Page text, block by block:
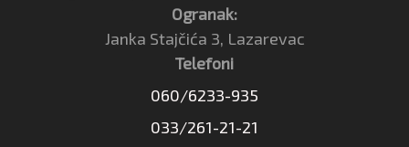
Ogranak:
Janka Stajčića 3, Lazarevac
Telefoni
060/6233-935
033/261-21-21